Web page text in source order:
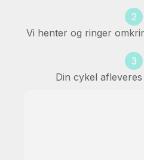
2
Vi henter og ringer
3
Din cykel